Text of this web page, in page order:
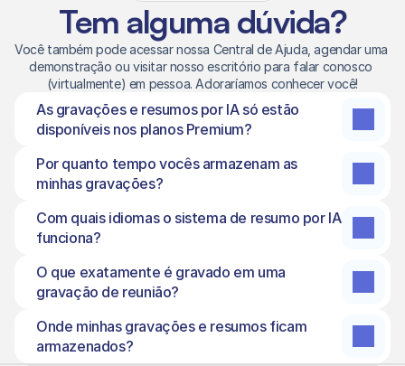
Tem alguma dúvida?
Você também pode acessar nossa Central de Ajuda, agendar uma
demonstração ou visitar nosso escritório para falar conosco
(virtualmente) em pessoa. Adoraríamos conhecer você!
As gravações e resumos por IA só estão
disponíveis nos planos Premium?
Por quanto tempo vocês armazenam as
minhas gravações?
Com quais idiomas o sistema de resumo por IA
funciona?
O que exatamente é gravado em uma
gravação de reunião?
Onde minhas gravações e resumos ficam
armazenados?